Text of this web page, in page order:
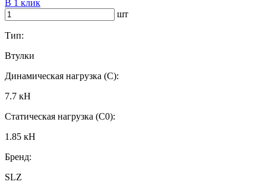
В 1 клик
шт
Тип:
Втулки
Динамическая нагрузка (C):
7.7 кН
Статическая нагрузка (C0):
1.85 кН
Бренд:
SLZ